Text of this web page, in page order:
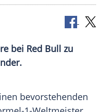
bei Red Bull zu
bevorstehenden